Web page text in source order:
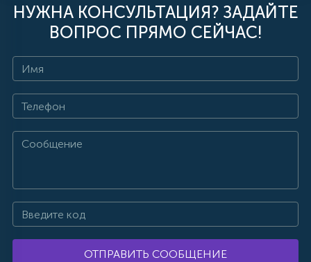
НУЖНА КОНСУЛЬТАЦИЯ? ЗАДАЙТЕ
ВОПРОС ПРЯМО СЕЙЧАС!
ОТПРАВИТЬ СООБЩЕНИЕ